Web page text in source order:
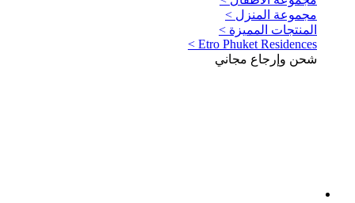
مجموعة المنزل >
المنتجات المميزة >
Etro Phuket Residences >
شحن وإرجاع مجاني